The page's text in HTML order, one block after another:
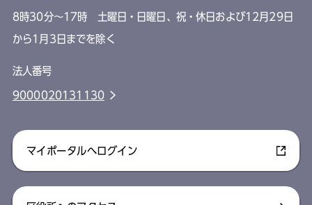
8時30分～17時 土曜日・日曜日、祝・休日および12月29日
から1月3日までを除く
法人番号
9000020131130
マイポータルへログイン